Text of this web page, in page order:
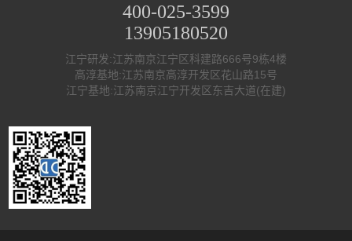
400-025-3599
13905180520
江宁研发:江苏南京江宁区科建路666号9栋4楼
高淳基地:江苏南京高淳开发区花山路15号
江宁基地:江苏南京江宁开发区东吉大道(在建)